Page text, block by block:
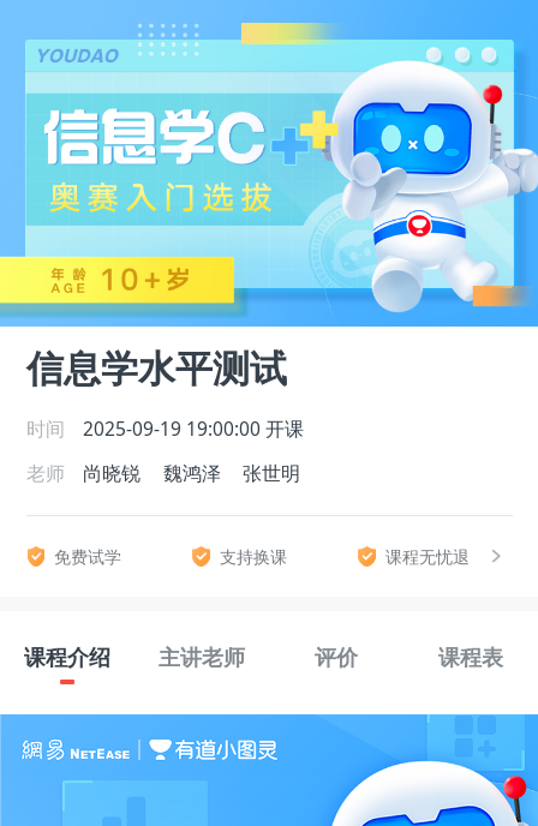
信息学水平测试
时间 2025-09-19 19:00:00 开课
老师
尚晓锐 魏鸿泽 张世明
免费试学 支持换课 课程无忧退
课程介绍 主讲老师 评价 课程表